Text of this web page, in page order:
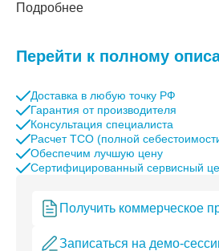
Подробнее
Перейти к полному
Доставка в любую точку РФ
Гарантия от производителя
Консультация специалиста
Расчет TCO (полной
Обеспечим лучшую цену
Сертифицированный сервисный
Получить коммерческое
Записаться на демо-